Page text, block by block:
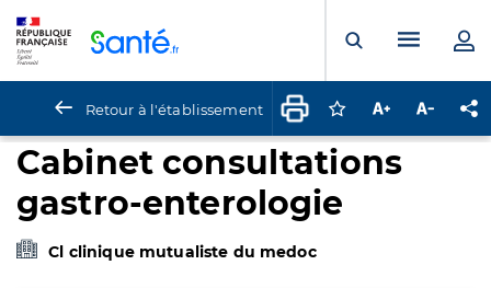
Ouvrir laMenu
Retour à l'établissement Connectez-vous
Augmenter la
Cabinet consultations
gastro-enterologie
Cl clinique mutualiste du medoc